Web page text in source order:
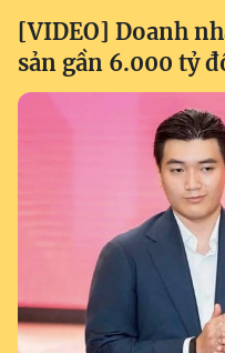
[VIDEO] Doanh
sản gần 6.000 tỷ